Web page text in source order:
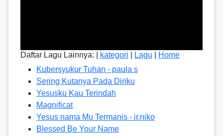
Daftar Lagu Lainnya: | kategori Lagu
Home
Kubersyukur Tuhan - paula s
Sering Kutanya Pada Diriku
Yesusku Kau Terindah
Magnificat
Yesus nama Mu Termanis - ir.niko
Blessed Be Your Name